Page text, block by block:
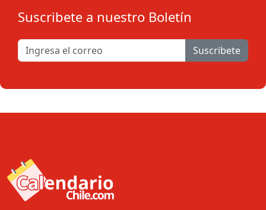
Suscribete a nuestro Boletín
Suscribete